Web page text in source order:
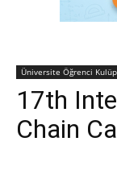
Üniversite Öğrenci
17th
Chain